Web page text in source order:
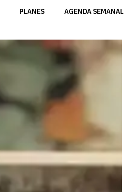
PLANES AGENDA SEMANAL